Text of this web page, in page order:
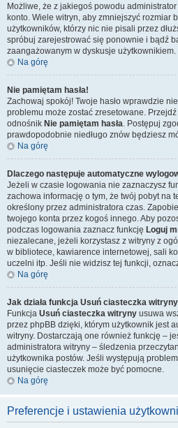
Możliwe, że z jakiegoś powodu
konto. Wiele witryn, aby zmniejszyć rozmiar
użytkowników, którzy nic nie pisali przez
spróbuj zarejestrować się ponownie i bądź
zaangażowanym w dyskusje użytkownikiem.
Na górę
Nie pamiętam hasła!
Zachowaj spokój! Twoje hasło wprawdzie
problemu może zostać zresetowane.
odnośnik Nie pamiętam hasła. Postępuj
prawdopodobnie niedługo znów będziesz
Na górę
Dlaczego następuje automatyczne
Jeżeli w czasie logowania nie zaznaczysz
zachowa informację o tym, że twój pobyt na
określony przez administratora czas.
twojego konta przez kogoś innego. Aby
podczas logowania zaznacz funkcję Loguj
niezalecane, jeżeli korzystasz z witryny z
w bibliotece, kawiarence internetowej, sali
uczelni itp. Jeśli nie widzisz tej funkcji,
Na górę
Jak działa funkcja Usuń ciasteczka witryny
Funkcja Usuń ciasteczka witryny usuwa
przez phpBB dzięki, którym użytkownik jest
witryny. Dostarczają one również funkcję –
administratora witryny – śledzenia
użytkownika postów. Jeśli występują
usunięcie ciasteczek może być pomocne.
Na górę
Preferencje i ustawienia